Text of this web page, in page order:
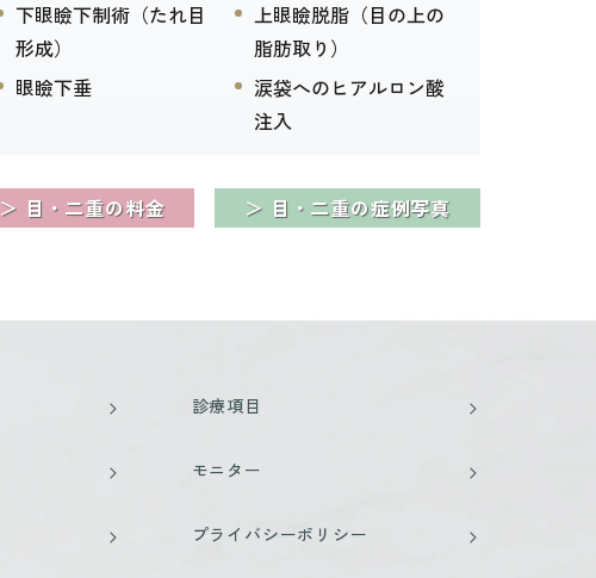
下眼瞼下制術（たれ目
形成）
上眼瞼脱脂（目の上の
脂肪取り）
眼瞼下垂
涙袋へのヒアルロン酸
注入
＞ 目・二重の料金 ＞ 目・二重の症例写真
診療項目
モニター
プライバシーポリシー